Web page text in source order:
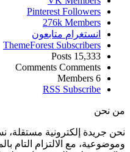
Pinterest Followers
276k Members
انستغرام متابعون
ThemeForest Subscribers
15,333
Posts
Comments Comments
6
Members
RSS Subscribe
من نحن
نحن جريدة إلكترونية مستقلة،
وموضوعية، مع الالتزام التام